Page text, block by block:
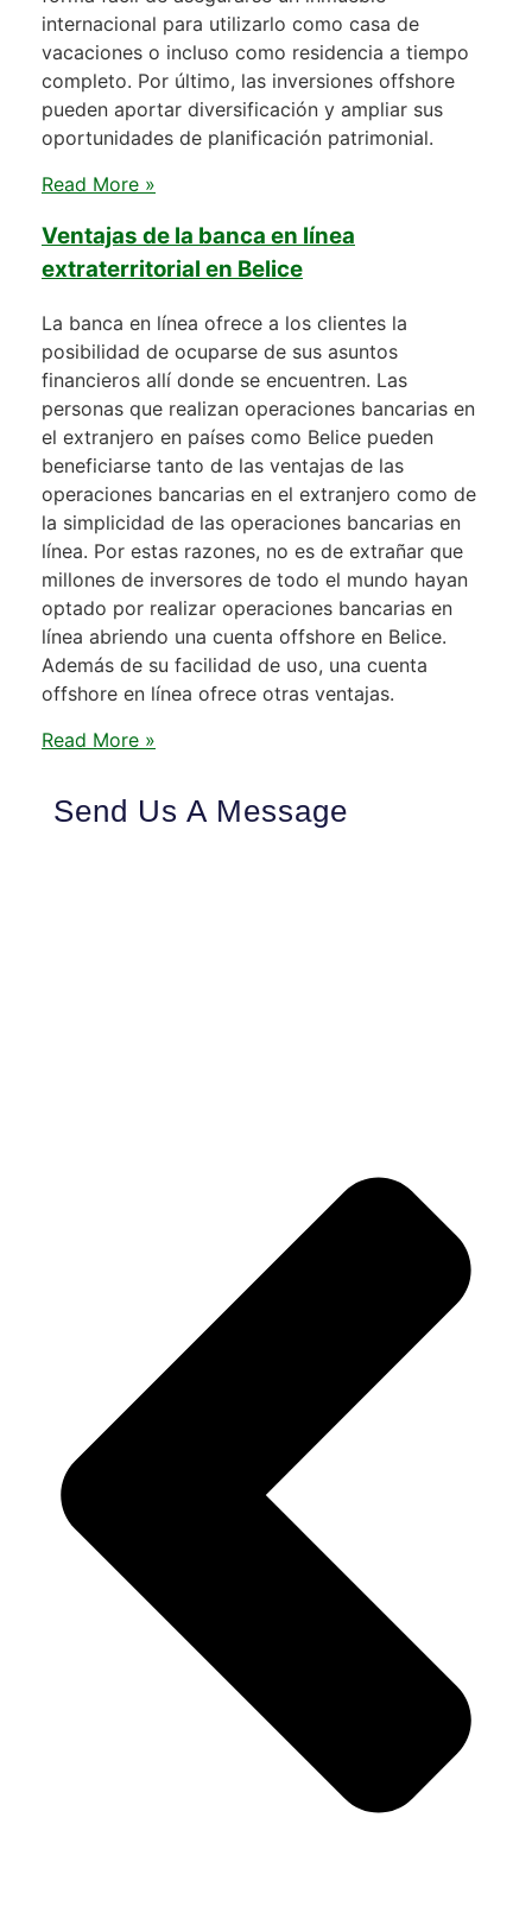
internacional para utilizarlo como casa de
vacaciones o incluso como residencia a tiempo
completo. Por último, las inversiones offshore
pueden aportar diversificación y ampliar sus
oportunidades de planificación patrimonial.
Read More »
Ventajas de la banca en línea
extraterritorial en Belice
La banca en línea ofrece a los clientes la
posibilidad de ocuparse de sus asuntos
financieros allí donde se encuentren. Las
personas que realizan operaciones bancarias en
el extranjero en países como Belice pueden
beneficiarse tanto de las ventajas de las
operaciones bancarias en el extranjero como de
la simplicidad de las operaciones bancarias en
línea. Por estas razones, no es de extrañar que
millones de inversores de todo el mundo hayan
optado por realizar operaciones bancarias en
línea abriendo una cuenta offshore en Belice.
Además de su facilidad de uso, una cuenta
offshore en línea ofrece otras ventajas.
Read More »
Send Us A Message